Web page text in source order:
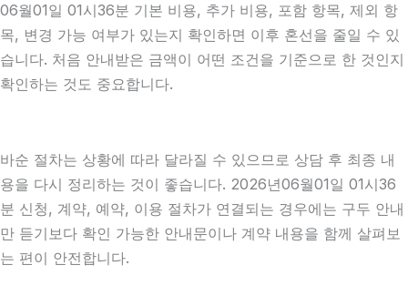
06월01일 01시36분 기본 비용, 추가 비용, 포함 항목, 제외 항
목, 변경 가능 여부가 있는지 확인하면 이후 혼선을 줄일 수 있
습니다. 처음 안내받은 금액이 어떤 조건을 기준으로 한 것인지
확인하는 것도 중요합니다.
바순 절차는 상황에 따라 달라질 수 있으므로 상담 후 최종 내
용을 다시 정리하는 것이 좋습니다. 2026년06월01일 01시36
분 신청, 계약, 예약, 이용 절차가 연결되는 경우에는 구두 안내
만 듣기보다 확인 가능한 안내문이나 계약 내용을 함께 살펴보
는 편이 안전합니다.